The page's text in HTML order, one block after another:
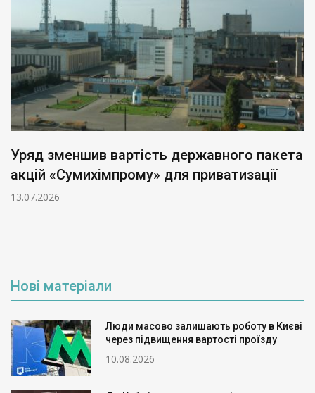
Уряд зменшив вартість державного пакета
акцій «Сумихімпрому» для приватизації
13.07.2026
Нові матеріали
Люди масово залишають роботу в Києві
через підвищення вартості проїзду
10.08.2026